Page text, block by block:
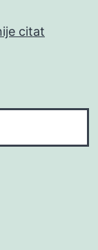
citat